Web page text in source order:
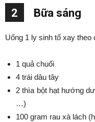
2 Bữa sáng
Uống 1 ly sinh tố xay theo
1 quả chuối
4 trái dâu tây
2 thìa bột hạt hướng
…)
100 gram rau xà lách